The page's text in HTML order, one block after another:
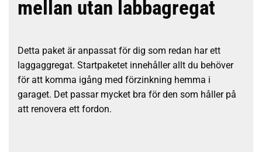
mellan utan labbagregat
Detta paket är anpassat för dig som redan har ett
laggaggregat. Startpaketet innehåller allt du behöver
för att komma igång med förzinkning hemma i
garaget. Det passar mycket bra för den som håller på
att renovera ett fordon.